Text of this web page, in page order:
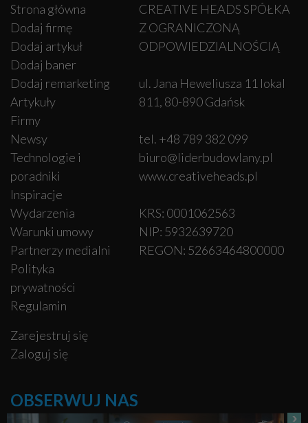
Strona główna
Dodaj firmę
Dodaj artykuł
Dodaj baner
Dodaj remarketing
Artykuły
Firmy
Newsy
Technologie i
poradniki
Inspiracje
Wydarzenia
Warunki umowy
Partnerzy medialni
Polityka
prywatności
Regulamin
Zarejestruj się
Zaloguj się
CREATIVE HEADS SPÓŁKA
Z OGRANICZONĄ
ODPOWIEDZIALNOŚCIĄ
ul. Jana Heweliusza 11 lokal
811, 80-890 Gdańsk
tel. +48 789 382 099
biuro@liderbudowlany.pl
www.creativeheads.pl
KRS: 0001062563
NIP: 5932639720
REGON: 52663464800000
OBSERWUJ NAS